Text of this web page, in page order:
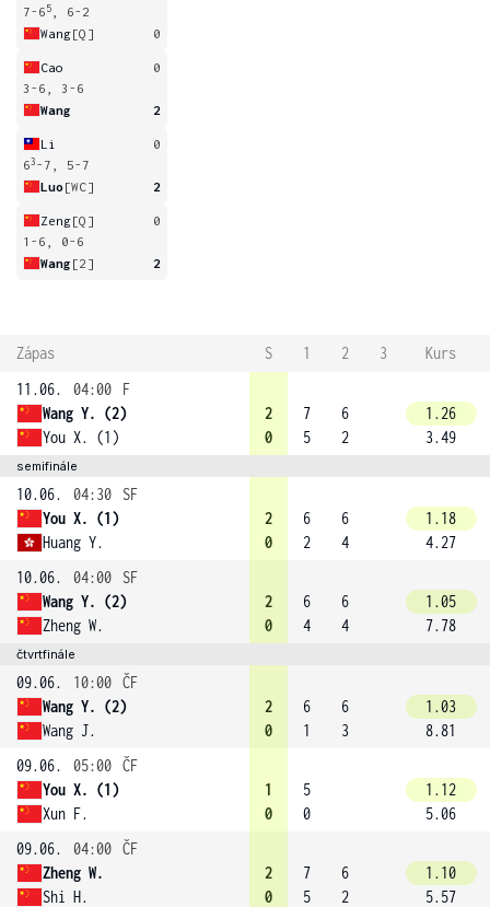
7-6 5
, 6-2
Wang[Q] 0
Cao
0
3-6, 3-6
Wang
2
Li
0
63 -7, 5-7
Luo [WC] 2
Zeng[Q]
0
1-6, 0-6
Wang [2] 2
Zápas S 1 2 3
Kurs
11.06.
04:00
F
Wang Y. (2)
You X. (1)
2
0
7
5
6
2
1.26
3.49
semifinále
10.06. 04:30
SF
You X. (1)
Huang Y.
2
0
6
2
6
4
1.18
4.27
10.06.
04:00
SF
Wang Y. (2)
Zheng W.
2
0
6
4
6
4
1.05
7.78
čtvrtfinále
09.06. 10:00 ČF
Wang Y. (2)
Wang J.
2
0
6
1
6
3
1.03
8.81
09.06.
05:00 ČF
You X. (1)
Xun F.
1
0
5
0
1.12
5.06
09.06.
04:00 ČF
Zheng W.
Shi H.
2
0
7
5
6
2
1.10
5.57